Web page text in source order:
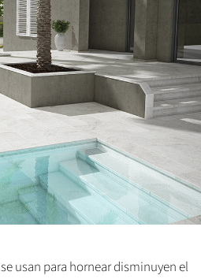
usan para hornear disminuyen el